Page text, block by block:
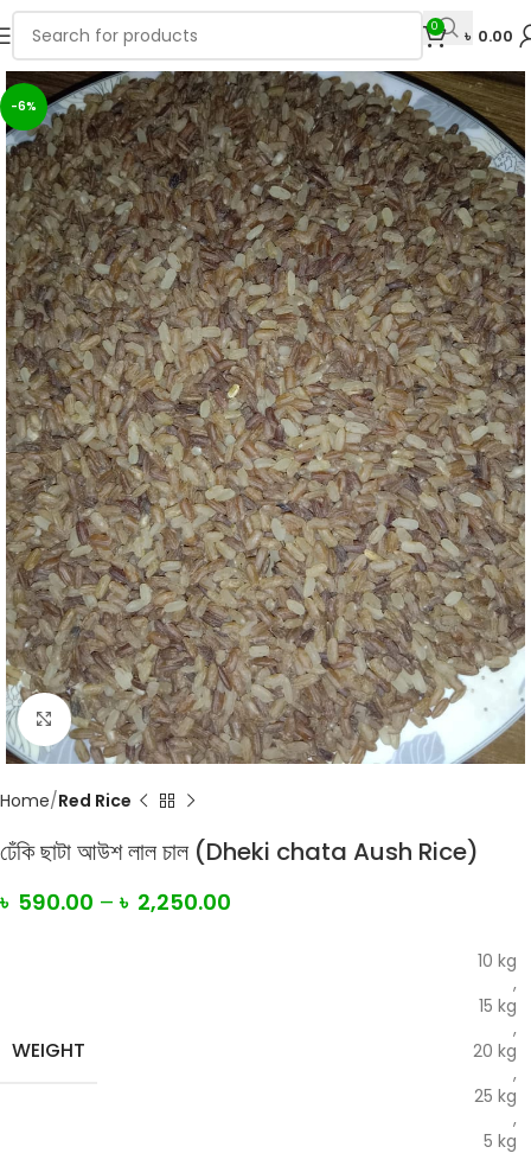
0 ৳ 0.00
-6%
Click to enlarge
Home Red Rice
ঢেঁকি ছাটা আউশ লাল চাল (Dheki chata Aush Rice)
৳ 590.00 – ৳ 2,250.00
WEIGHT
10 kg
,
15 kg
,
20 kg
,
25 kg
,
5 kg